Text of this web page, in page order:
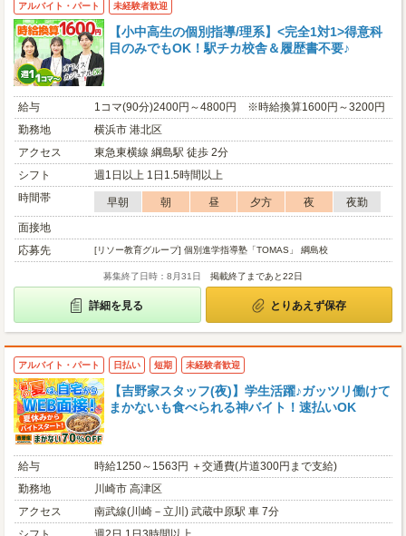
アルバイト・パート 未経験者歓迎
【小中高生の個別指導/理系】<完全1対1>得意科
目のみでもOK！駅チカ校舎＆履歴書不要♪
給与
1コマ(90分)2400円～4800円 ※時給換算1600円～3200円
勤務地
横浜市 港北区
アクセス
東急東横線 綱島駅 徒歩 2分
シフト
週1日以上 1日1.5時間以上
時間帯
早朝 朝 昼 夕方 夜
夜勤
面接地
応募先
[リソー教育グループ] 個別進学指導塾「TOMAS」 綱島校
募集終了日時：8月31日 掲載終了まであと22日
詳細を見る とりあえず保存
アルバイト・パート 日払い 短期 未経験者歓迎
【吉野家スタッフ(夜)】学生活躍♪ガッツリ働けて
まかないも食べられる神バイト！速払いOK
給与
時給1250～1563円 ＋交通費(片道300円まで支給)
勤務地
川崎市 高津区
アクセス
南武線(川崎－立川) 武蔵中原駅 車 7分